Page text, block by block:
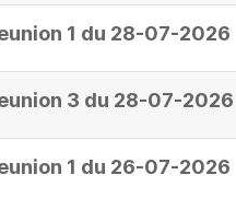
1 du 28-07-2026
3 du 28-07-2026
1 du 26-07-2026